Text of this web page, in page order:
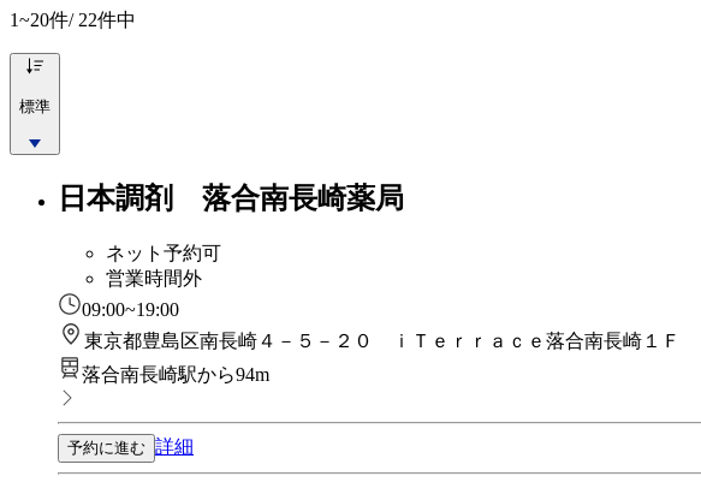
1~20件/ 22件中
標準
日本調剤 落合南長崎薬局
ネット予約可
営業時間外
09:00~19:00
東京都豊島区南長崎４－５－２０ ｉＴｅｒｒａｃｅ落合南長崎１Ｆ
落合南長崎駅から94m
予約に進む 詳細